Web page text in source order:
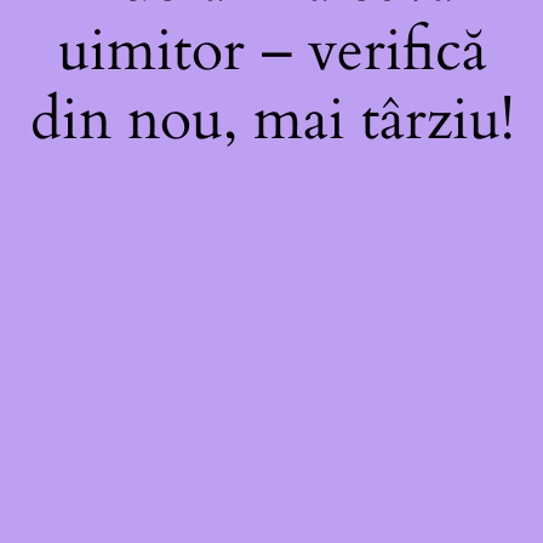
uimitor – verifică
din nou, mai târziu!